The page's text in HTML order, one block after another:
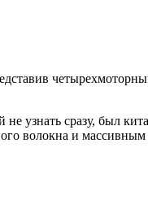
узнать сразу, был
волокна и